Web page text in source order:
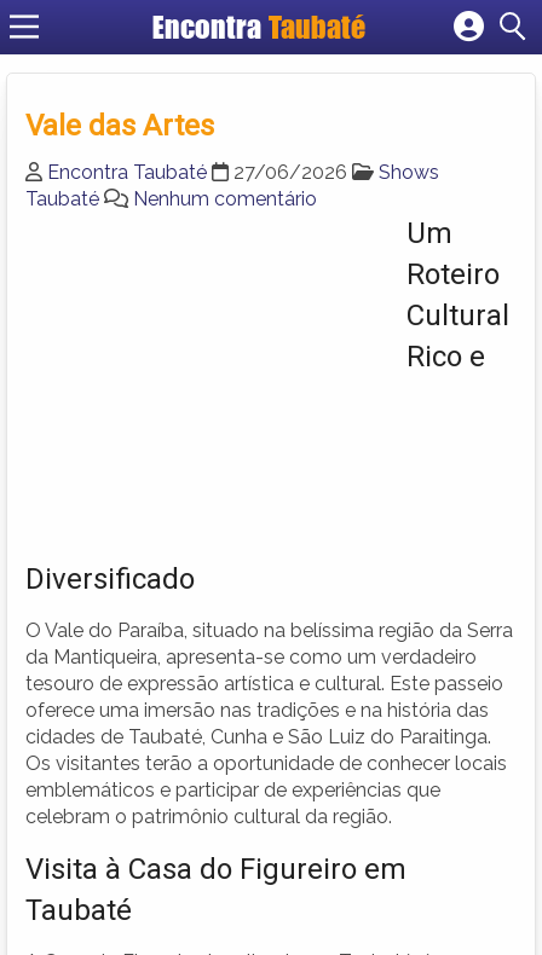
EncontraTaubaté
Cadastrar empresa
Vale das Artes
Encontra Taubaté 27/06/2026
Shows
Taubaté
Nenhum comentário
Um
Roteiro
Cultural
Rico e
Diversificado
O Vale do Paraíba, situado na belíssima região da Serra
da Mantiqueira, apresenta-se como um verdadeiro
tesouro de expressão artística e cultural. Este passeio
oferece uma imersão nas tradições e na história das
cidades de Taubaté, Cunha e São Luiz do Paraitinga.
Os visitantes terão a oportunidade de conhecer locais
emblemáticos e participar de experiências que
celebram o patrimônio cultural da região.
Visita à Casa do Figureiro em
Taubaté